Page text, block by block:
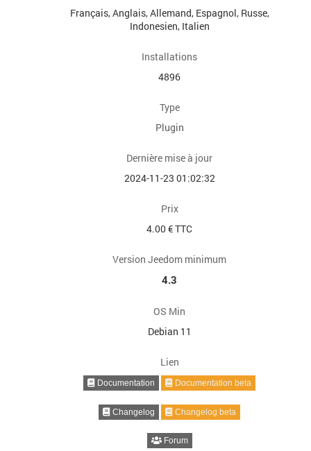
Français, Anglais, Allemand, Espagnol, Russe,
Indonesien, Italien
Installations
4896
Type
Plugin
Dernière mise à jour
2024-11-23 01:02:32
Prix
4.00 € TTC
Version Jeedom minimum
4.3
OS Min
Debian 11
Lien
Documentation Documentation beta
Changelog Changelog beta
Forum